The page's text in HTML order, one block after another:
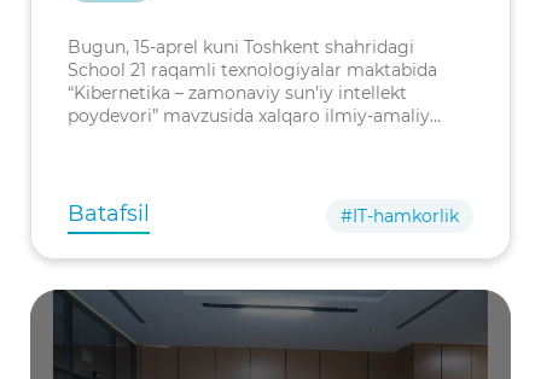
anjumani bo'lib
o'tmoqda
Bugun, 15-aprel kuni Toshkent shahridagi
School 21 raqamli texnologiyalar maktabida
“Kibernetika – zamonaviy sun’iy intellekt
poydevori” mavzusida xalqaro ilmiy-amaliy
Batafsil #IT-hamkorlik